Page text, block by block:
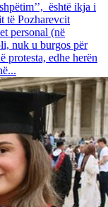
është ikja i
të Pozharevcit
personal (në
nuk u burgos për
protesta, edhe herën